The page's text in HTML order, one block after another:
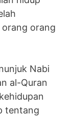
orang
Nabi
tentang